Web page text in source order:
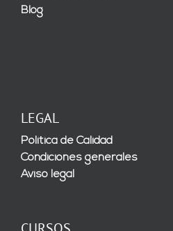
Blog
LEGAL
Política de Calidad
Condiciones generales
Aviso legal